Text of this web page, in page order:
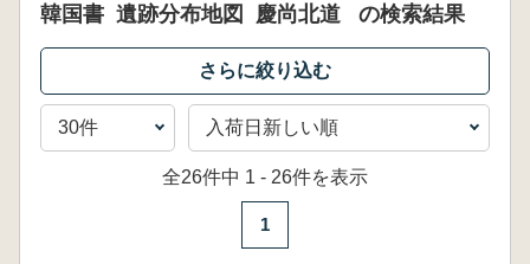
韓国書 遺跡分布地図 慶尚北道 の検索結果
全26件中 1 - 26件を表示
1